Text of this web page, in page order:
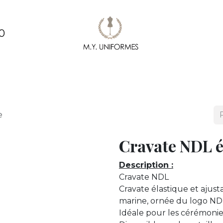
Cravate NDL
Description :
Cravate NDL
Cravate élastique et
marine, ornée du logo
Idéale pour les